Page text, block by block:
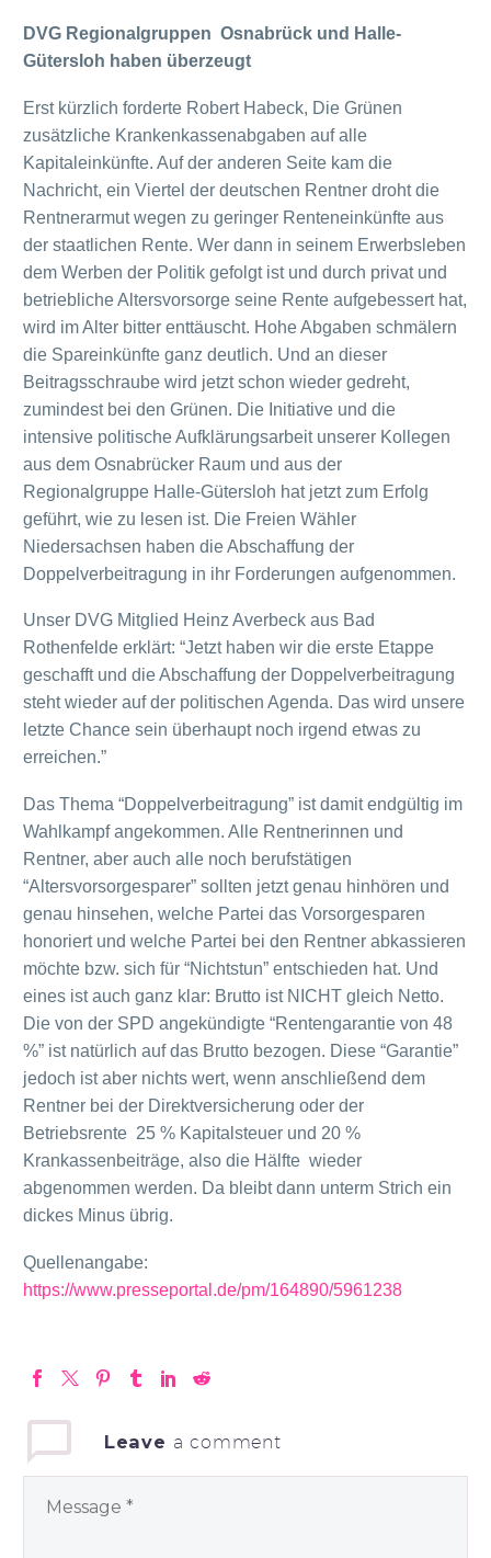
DVG Regionalgruppen Osnabrück und Halle-
Gütersloh haben überzeugt
Erst kürzlich forderte Robert Habeck, Die Grünen
zusätzliche Krankenkassenabgaben auf alle
Kapitaleinkünfte. Auf der anderen Seite kam die
Nachricht, ein Viertel der deutschen Rentner droht die
Rentnerarmut wegen zu geringer Renteneinkünfte aus
der staatlichen Rente. Wer dann in seinem Erwerbsleben
dem Werben der Politik gefolgt ist und durch privat und
betriebliche Altersvorsorge seine Rente aufgebessert hat,
wird im Alter bitter enttäuscht. Hohe Abgaben schmälern
die Spareinkünfte ganz deutlich. Und an dieser
Beitragsschraube wird jetzt schon wieder gedreht,
zumindest bei den Grünen. Die Initiative und die
intensive politische Aufklärungsarbeit unserer Kollegen
aus dem Osnabrücker Raum und aus der
Regionalgruppe Halle-Gütersloh hat jetzt zum Erfolg
geführt, wie zu lesen ist. Die Freien Wähler
Niedersachsen haben die Abschaffung der
Doppelverbeitragung in ihr Forderungen aufgenommen.
Unser DVG Mitglied Heinz Averbeck aus Bad
Rothenfelde erklärt: “Jetzt haben wir die erste Etappe
geschafft und die Abschaffung der Doppelverbeitragung
steht wieder auf der politischen Agenda. Das wird unsere
letzte Chance sein überhaupt noch irgend etwas zu
erreichen.”
Das Thema “Doppelverbeitragung” ist damit endgültig im
Wahlkampf angekommen. Alle Rentnerinnen und
Rentner, aber auch alle noch berufstätigen
“Altersvorsorgesparer” sollten jetzt genau hinhören und
genau hinsehen, welche Partei das Vorsorgesparen
honoriert und welche Partei bei den Rentner abkassieren
möchte bzw. sich für “Nichtstun” entschieden hat. Und
eines ist auch ganz klar: Brutto ist NICHT gleich Netto.
Die von der SPD angekündigte “Rentengarantie von 48
%” ist natürlich auf das Brutto bezogen. Diese “Garantie”
jedoch ist aber nichts wert, wenn anschließend dem
Rentner bei der Direktversicherung oder der
Betriebsrente 25 % Kapitalsteuer und 20 %
Krankassenbeiträge, also die Hälfte wieder
abgenommen werden. Da bleibt dann unterm Strich ein
dickes Minus übrig.
Quellenangabe:
https://www.presseportal.de/pm/164890/5961238
Leave a comment